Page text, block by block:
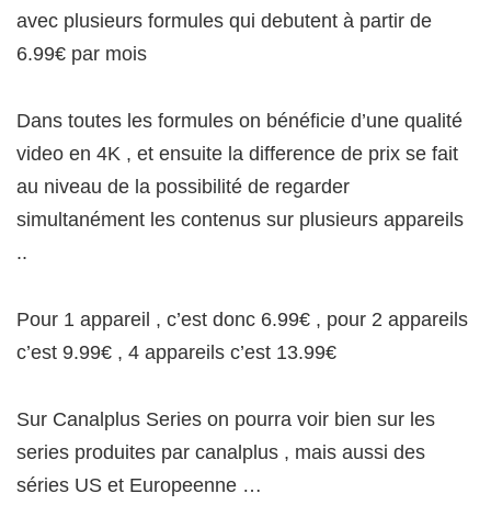
avec plusieurs formules qui debutent à partir de
6.99€ par mois
Dans toutes les formules on bénéficie d’une qualité
video en 4K , et ensuite la difference de prix se fait
au niveau de la possibilité de regarder
simultanément les contenus sur plusieurs appareils
..
Pour 1 appareil , c’est donc 6.99€ , pour 2 appareils
c’est 9.99€ , 4 appareils c’est 13.99€
Sur Canalplus Series on pourra voir bien sur les
series produites par canalplus , mais aussi des
séries US et Europeenne …